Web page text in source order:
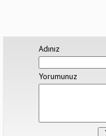
Adınız
Yorumunuz